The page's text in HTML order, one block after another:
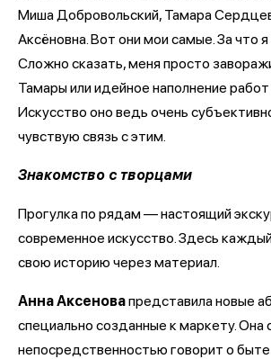
Миша Добровольский, Тамара
Аксёновна. Вот они мои самые. За что
Сложно сказать, меня просто
Тамары или идейное наполнение
Искусство оно ведь очень
чувствую связь с этим.
Знакомство с творцами
Прогулка по рядам — настоящий
современное искусство. Здесь
свою историю через материал.
Анна Аксеновапредставила новые
специально созданные к маркету. Она
непосредственностью говорит о быте